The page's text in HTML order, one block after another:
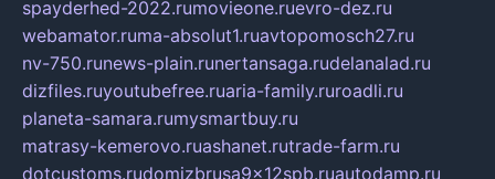
spayderhed-2022.rumovieone.ruevro-dez.ru
webamator.ruma-absolut1.ruavtopomosch27.ru
nv-750.runews-plain.runertansaga.rudelanalad.ru
dizfiles.ruyoutubefree.ruaria-family.ruroadli.ru
planeta-samara.rumysmartbuy.ru
matrasy-kemerovo.ruashanet.rutrade-farm.ru
dotcustoms.rudomizbrusa9x12spb.ruautodamp.ru